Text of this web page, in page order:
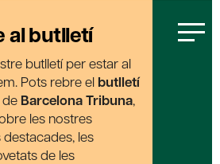
al butlletí
butlletí per estar al
Pots rebre el butlletí
de Barcelona Tribuna,
les nostres
les
de les